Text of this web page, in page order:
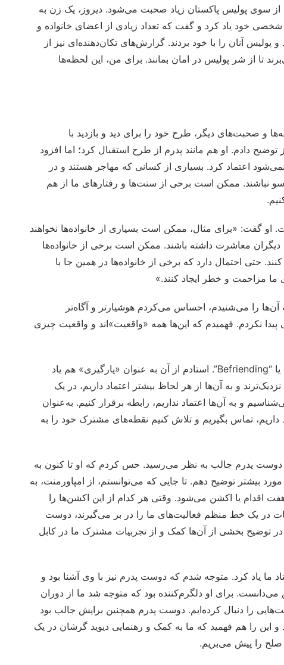
سوی پولیس پاکستان زیاد صحبت می‌شود. دیروز، یک زن به
شخصی خود یاد کرد و گفت که تعداد زیادی از اعضای خانواده و
پولیس‌ آنان را با خود بردند. گزارش‌های تکان‌دهنده‌ای نیز از
تا از شر پولیس در امان بمانند. برای من، این لحظه‌ها
و صحبت‌های دیگر، طرح خود را برای دید و بازدید با
دادم. او هم مانند پدرم از طرح استقبال کرد؛ اما افزود
اعتماد کرد. بسیاری از کسانی که مهاجر هستند و در
نباشند. ممکن است برخی از سنت‌ها و رفتارهای ما از هم
گفت: «برای مثال، ممکن است بسیاری از خانواده‌ها نخواهند
دیگران معاشرت داشته باشند. ممکن است برخی از خانواده‌ها
حتی احتمال دارد که برخی از خانواده‌ها در همین جا با
ما مزاحمت و خطر ایجاد کنند.»
را می‌شنیدم، احساس می‌کردم هوشیارتر و آگاه‌تر
نکردم. فهمیدم که این‌ها همه «واقعیت»اند و واقعیت چیزی
گفتم: «ما در امپاورمنت یک تمرین داریم به نام دوست‌یابی یا “Befriending”. استادم از آن به عنوان «یارگیری» هم یاد
و به آن‌ها از هر لحاظ بیشتر اعتماد داریم، در یک
و به آن‌ها اعتماد نداریم، رابطه برقرار کنیم. به‌عنوان
تماس بگیریم و تلاش کنیم نقطه‌های مشترک خود را به
دوست پدرم جالب به نظر می‌رسید. حس کردم که او تا کنون به
بیشتر توضیح دهم. تا جایی که می‌توانستم، از امپاورمنت، به
یا اکشن می‌شود. وقتی هر کدام از این اکشن‌ها را
در یک خط منظم فعالیت‌های ما را در بر می‌گیرند، دوست
در توضیح بخشی از آن‌ها کمک و از تجربیات مشترک ما در کابل
یاد کرد. متوجه شدم که دوست پدرم نیز با وی آشنا بود و
می‌دانست. برای او دلگرم‌کننده بود که متوجه شد ما از دوران
را دنبال کرده‌ایم. دوست پدرم همچنین برایش جالب بود
و این را هم فهمید که ما به کمک و رهنمایی دیوید گرشان در یک
را پیش می‌بریم.